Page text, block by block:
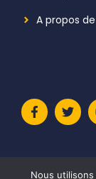
A propos
Nous